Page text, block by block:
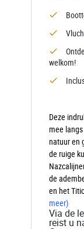
welkom!
Deze
mee
natuur en
de ruige
de
en het
meer)
Via de
reist u